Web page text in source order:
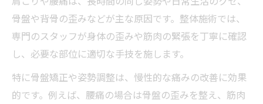
骨盤や背骨の歪みなどが主な原因です。整体施術では、
専門のスタッフが身体の歪みや筋肉の緊張を丁寧に確認
し、必要な部位に適切な手技を施します。
特に骨盤矯正や姿勢調整は、慢性的な痛みの改善に効果
的です。例えば、腰痛の場合は骨盤の歪みを整え、筋肉